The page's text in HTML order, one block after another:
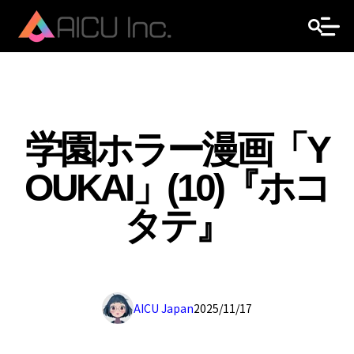
学園ホラー漫画「Y
OUKAI」(10)『ホコ
タテ』
2025/11/17
AICU Japan